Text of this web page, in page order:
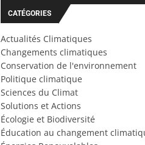
CATÉGORIES
Actualités Climatiques
Changements climatiques
Conservation de l'environnement
Politique climatique
Sciences du Climat
Solutions et Actions
Écologie et Biodiversité
Éducation au changement